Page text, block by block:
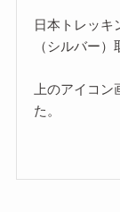
日本トレッキ
（シルバー）
上のアイコ
た。